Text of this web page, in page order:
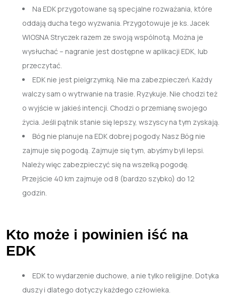
Na EDK przygotowane są specjalne rozważania, które
oddają ducha tego wyzwania. Przygotowuje je ks. Jacek
WIOSNA Stryczek razem ze swoją wspólnotą. Można je
wysłuchać – nagranie jest dostępne w aplikacji EDK, lub
przeczytać.
EDK nie jest pielgrzymką. Nie ma zabezpieczeń. Każdy
walczy sam o wytrwanie na trasie. Ryzykuje. Nie chodzi też
o wyjście w jakieś intencji. Chodzi o przemianę swojego
życia. Jeśli pątnik stanie się lepszy, wszyscy na tym zyskają.
Bóg nie planuje na EDK dobrej pogody. Nasz Bóg nie
zajmuje się pogodą. Zajmuje się tym, abyśmy byli lepsi.
Należy więc zabezpieczyć się na wszelką pogodę.
Przejście 40 km zajmuje od 8 (bardzo szybko) do 12
godzin.
Kto może i powinien iść na
EDK
EDK to wydarzenie duchowe, a nie tylko religijne. Dotyka
duszy i dlatego dotyczy każdego człowieka.